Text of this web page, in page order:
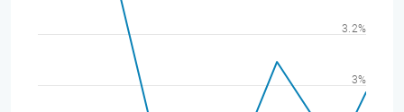
3%
3.2%